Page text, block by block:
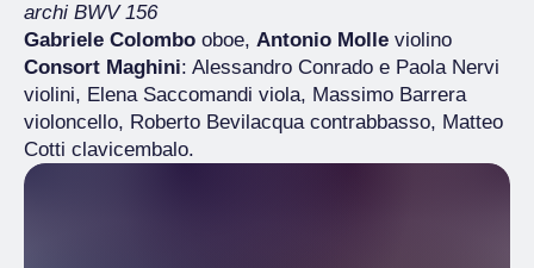
archi BWV 156
Gabriele Colombo oboe, Antonio Molle violino
Consort Maghini: Alessandro Conrado e Paola Nervi
violini, Elena Saccomandi viola, Massimo Barrera
violoncello, Roberto Bevilacqua contrabbasso, Matteo
Cotti clavicembalo.